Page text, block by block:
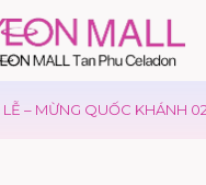
– MỪNG QUỐC KHÁNH 02/